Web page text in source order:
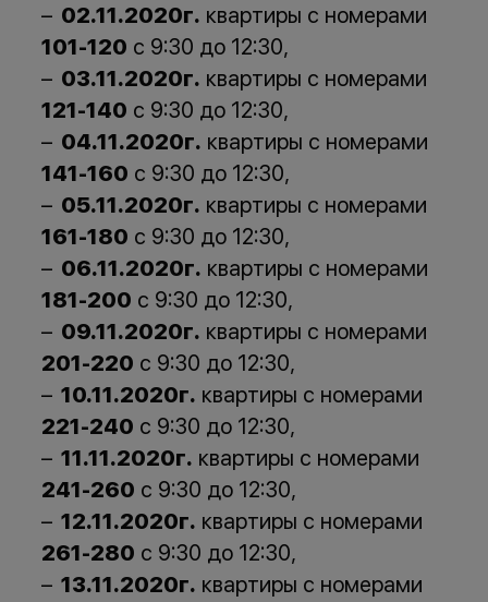
02.11.2020г. квартиры с номерами
101-120 с 9:30 до 12:30,
03.11.2020г. квартиры с номерами
121-140 с 9:30 до 12:30,
04.11.2020г. квартиры с номерами
141-160 с 9:30 до 12:30,
05.11.2020г. квартиры с номерами
161-180 с 9:30 до 12:30,
06.11.2020г. квартиры с номерами
181-200 с 9:30 до 12:30,
09.11.2020г. квартиры с номерами
201-220 с 9:30 до 12:30,
10.11.2020г. квартиры с номерами
221-240 с 9:30 до 12:30,
11.11.2020г. квартиры с номерами
241-260 с 9:30 до 12:30,
12.11.2020г. квартиры с номерами
261-280 с 9:30 до 12:30,
13.11.2020г. квартиры с номерами